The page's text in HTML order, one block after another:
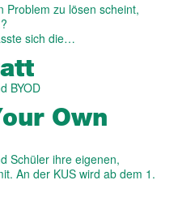
Problem zu lösen scheint,
sich die…
BYOD
Own
Schüler ihre eigenen,
An der KUS wird ab dem 1.